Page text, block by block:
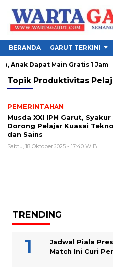
BERANDA GARUT TERKINI
Dapat Main Gratis 1 Jam
Topik Produktivitas
PEMERINTAHAN
Musda XXI IPM Garut, Syakur
Dorong Pelajar Kuasai
dan Sains
Sabtu, 18 Oktober 2025 - 17:40 WIB
TRENDING
Jadwal Piala
Match Ini Curi